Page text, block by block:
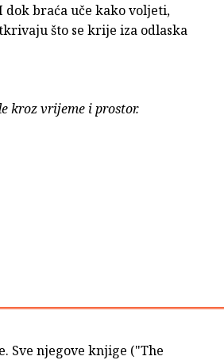
braća uče kako voljeti,
što se krije iza odlaska
kroz vrijeme i prostor.
Sve njegove knjige ("The